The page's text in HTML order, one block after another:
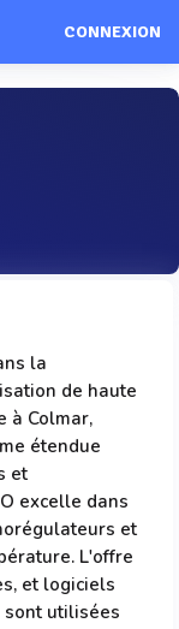
CONNEXION
la
de haute
à Colmar,
étendue
et
excelle dans
et
L'offre
et logiciels
sont utilisées